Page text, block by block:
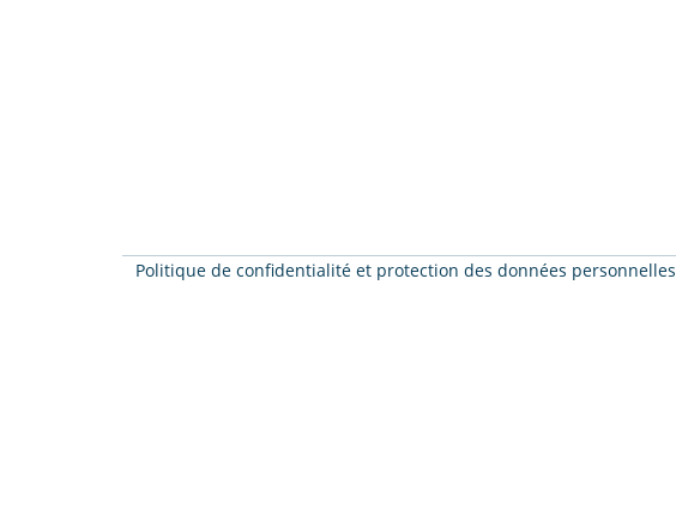
Politique de confidentialité et protection des données personnelles